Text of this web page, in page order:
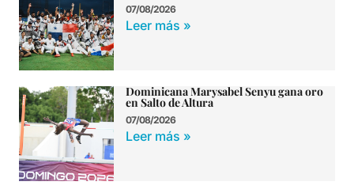
07/08/2026
Leer más »
Dominicana Marysabel Senyu gana oro
en Salto de Altura
07/08/2026
Leer más »